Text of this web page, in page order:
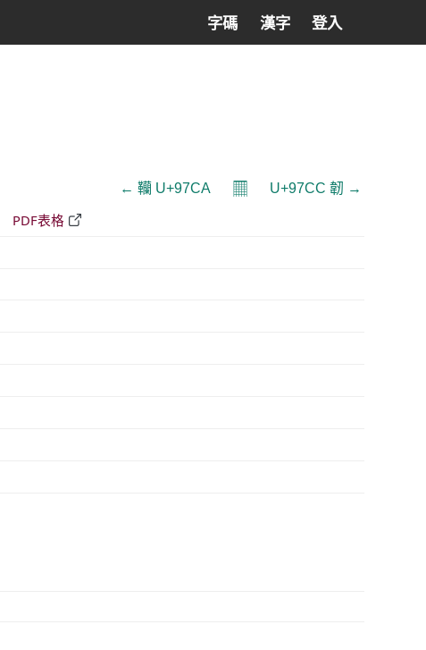
字碼 漢字 登入
← 韊 U+97CA 𝄜 U+97CC 韌 →
PDF表格